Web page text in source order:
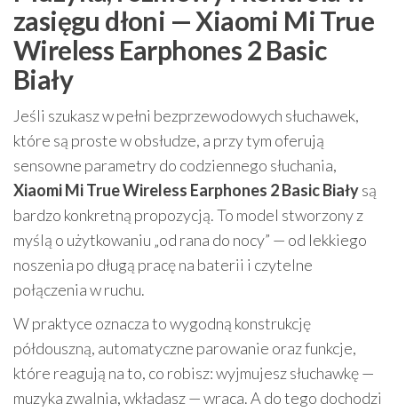
zasięgu dłoni — Xiaomi Mi True
Wireless Earphones 2 Basic
Biały
Jeśli szukasz w pełni bezprzewodowych słuchawek,
które są proste w obsłudze, a przy tym oferują
sensowne parametry do codziennego słuchania,
Xiaomi Mi True Wireless Earphones 2 Basic Białysą
bardzo konkretną propozycją. To model stworzony z
myślą o użytkowaniu „od rana do nocy” — od lekkiego
noszenia po długą pracę na baterii i czytelne
połączenia w ruchu.
W praktyce oznacza to wygodną konstrukcję
półdouszną, automatyczne parowanie oraz funkcje,
które reagują na to, co robisz: wyjmujesz słuchawkę —
muzyka zwalnia, wkładasz — wraca. A do tego dochodzi